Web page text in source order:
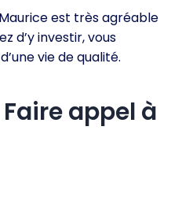
Maurice est très agréable
d’y investir, vous
vie de qualité.
Faire appel à